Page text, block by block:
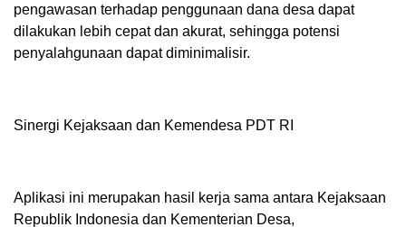
pengawasan terhadap penggunaan dana desa dapat
dilakukan lebih cepat dan akurat, sehingga potensi
penyalahgunaan dapat diminimalisir.
Sinergi Kejaksaan dan Kemendesa PDT RI
Aplikasi ini merupakan hasil kerja sama antara Kejaksaan
Republik Indonesia dan Kementerian Desa,